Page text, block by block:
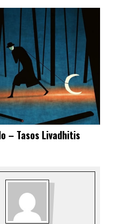
– Tasos Livadhitis